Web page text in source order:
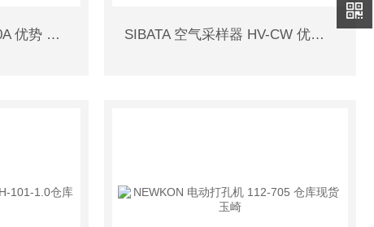
廣杉計器 螺栓 ERU-340A 优势 仓库现货 SIBATA 空气采样器 HV-CW 优势 仓库现货